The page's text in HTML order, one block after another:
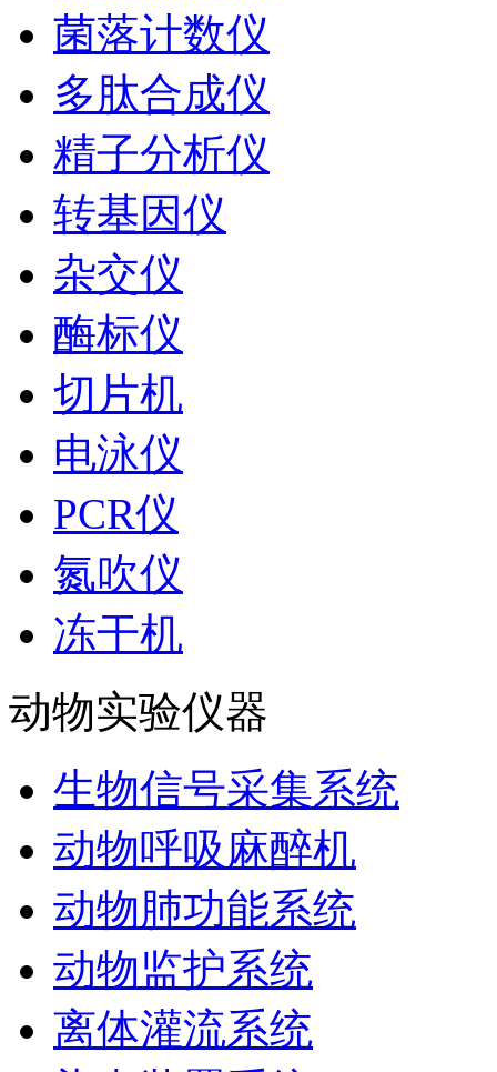
菌落计数仪
多肽合成仪
精子分析仪
转基因仪
杂交仪
酶标仪
切片机
电泳仪
PCR仪
氮吹仪
冻干机
动物实验仪器
生物信号采集系统
动物呼吸麻醉机
动物肺功能系统
动物监护系统
离体灌流系统